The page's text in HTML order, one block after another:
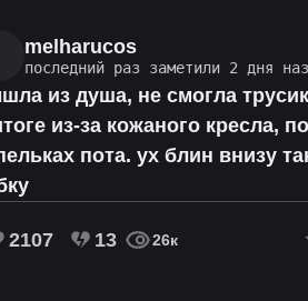
melharucos
последний раз заметили 2 дня
из душа, не смогла
из-за кожаного кресла,
пота. ух блин внизу
2107 13 26к